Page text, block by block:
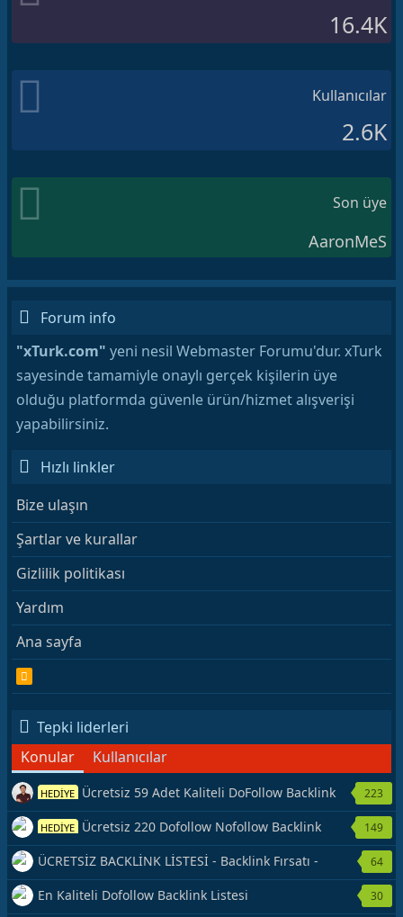
16.4K
Kullanıcılar
2.6K
Son üye
AaronMeS
Forum info
"xTurk.com" yeni nesil Webmaster Forumu'dur. xTurk
sayesinde tamamiyle onaylı gerçek kişilerin üye
olduğu platformda güvenle ürün/hizmet alışverişi
yapabilirsiniz.
Hızlı linkler
Bize ulaşın
Şartlar ve kurallar
Gizlilik politikası
Yardım
Ana sayfa
S
Tepki liderleri
Konular
Kullanıcılar
HEDİYE Ücretsiz 59 Adet Kaliteli DoFollow Backlink
Kaynağı Veriyorum.
223
HEDİYE Ücretsiz 220 Dofollow Nofollow Backlink
Veriyorum
149
ÜCRETSİZ BACKLİNK LİSTESİ - Backlink Fırsatı -
Hemen Yetiş!
64
En Kaliteli Dofollow Backlink Listesi 30